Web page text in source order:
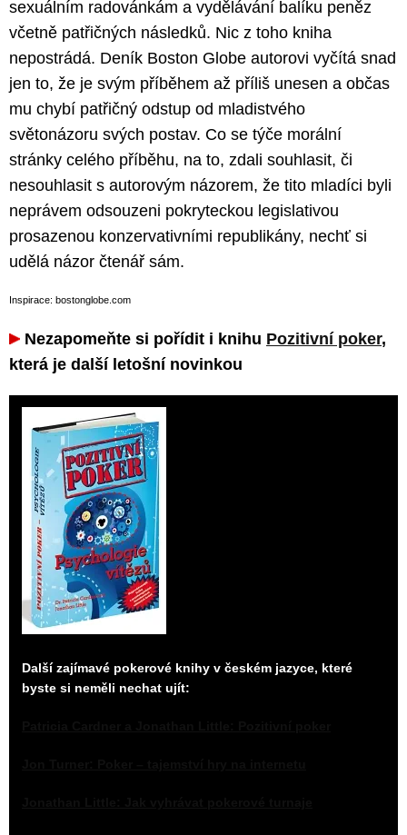
sexuálním radovánkám a vydělávání balíku peněz
včetně patřičných následků. Nic z toho kniha
nepostrádá. Deník Boston Globe autorovi vyčítá snad
jen to, že je svým příběhem až příliš unesen a občas
mu chybí patřičný odstup od mladistvého
světonázoru svých postav. Co se týče morální
stránky celého příběhu, na to, zdali souhlasit, či
nesouhlasit s autorovým názorem, že tito mladíci byli
neprávem odsouzeni pokryteckou legislativou
prosazenou konzervativními republikány, nechť si
udělá názor čtenář sám.
Inspirace: bostonglobe.com
Nezapomeňte si pořídit i knihu Pozitivní poker,
která je další letošní novinkou
Další zajímavé pokerové knihy v českém jazyce, které
byste si neměli nechat ujít: